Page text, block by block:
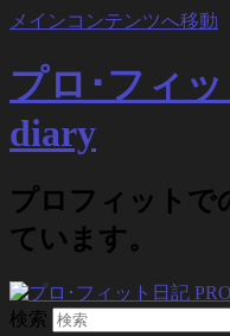
メインコンテンツへ移動
プロ･フィ
diary
プロフィットで
ています。
検索